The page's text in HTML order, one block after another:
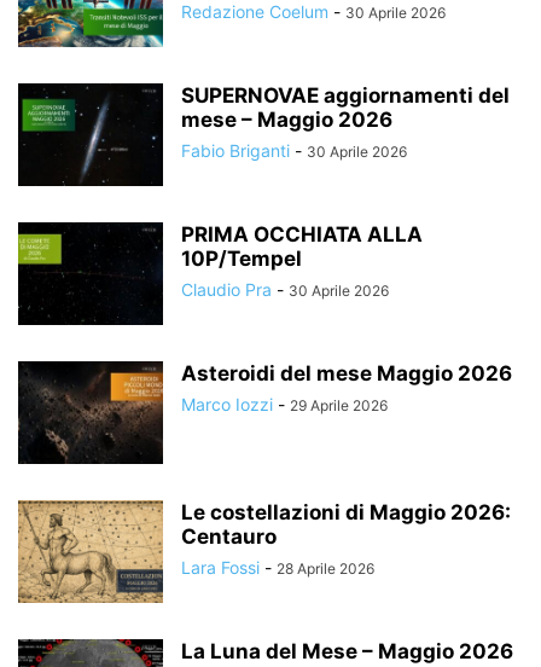
Redazione Coelum - 30 Aprile 2026
SUPERNOVAE aggiornamenti del
mese – Maggio 2026
Fabio Briganti - 30 Aprile 2026
PRIMA OCCHIATA ALLA
10P/Tempel
Claudio Pra - 30 Aprile 2026
Asteroidi del mese Maggio 2026
Marco Iozzi - 29 Aprile 2026
Le costellazioni di Maggio 2026:
Centauro
Lara Fossi - 28 Aprile 2026
La Luna del Mese – Maggio 2026